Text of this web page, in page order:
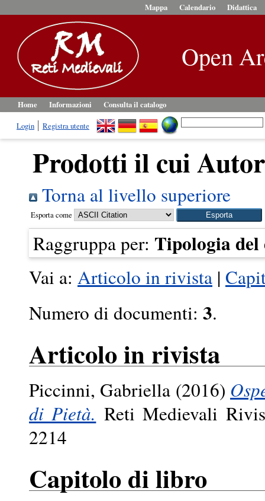
Mappa Calendario Didattica
Open
Home Informazioni
Consulta il catalogo
Login
Registra utente
Prodotti il cui
Torna al livello superiore
Esporta come
Raggruppa per: Tipologia del
Vai a: Articolo in rivista |
Numero di documenti: 3.
Articolo in rivista
Piccinni, Gabriella (2016)
di Pietà. Reti Medievali
2214
Capitolo di libro